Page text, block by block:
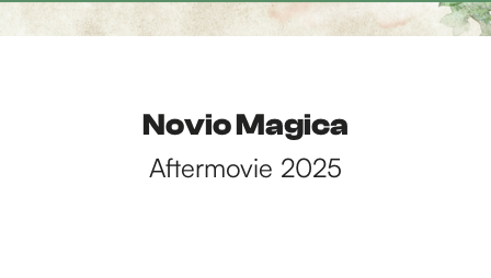
Novio Magica
Aftermovie 2025